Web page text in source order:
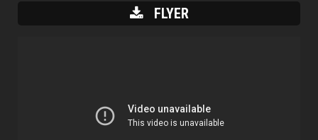
FLYER